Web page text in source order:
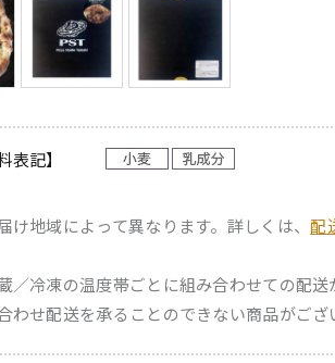
表記】
け地域によって異なります。詳しくは、配
／冷凍の温度帯ごとに組み合わせての配送
わせ配送を承ることのできない商品がござ